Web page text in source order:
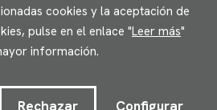
de privacidad
Uso de cookies
Accesibilidad
cookies y la aceptación de
pulse en el enlace "Leer más"
información.
Rechazar Configurar